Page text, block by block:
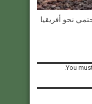
نحو أفريقيا
You